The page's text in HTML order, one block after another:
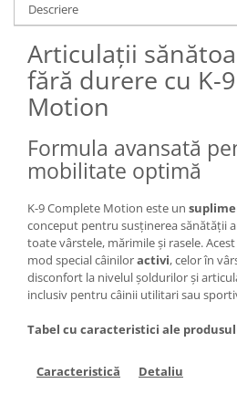
Descriere
Articulații
fără durere cu K-
Motion
Formula avansată
mobilitate optimă
K-9 Complete Motion este un
conceput pentru susținerea sănătății
toate vârstele, mărimile și rasele.
mod special câiniloractivi, celor în
disconfort la nivelul șoldurilor și
inclusiv pentru câinii utilitari sau
Tabel cu caracteristici ale
Caracteristică
Detaliu